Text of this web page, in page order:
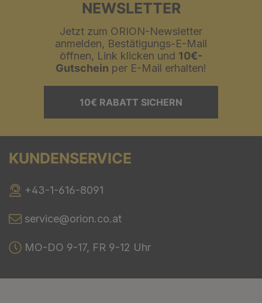
NEWSLETTER
Jetzt zum ORION-Newsletter
anmelden, Bestätigungs-E-Mail
öffnen, Link klicken und 10€-
Gutschein per E-Mail erhalten!
10€ RABATT SICHERN
KUNDENSERVICE
+43-1-616-8091
service@orion.co.at
MO-DO 9-17, FR 9-12 Uhr